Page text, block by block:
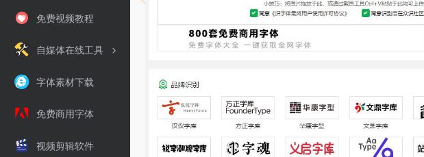
免费视频教程
自媒体在线工具
字体素材下载
免费商用字体
视频剪辑软件